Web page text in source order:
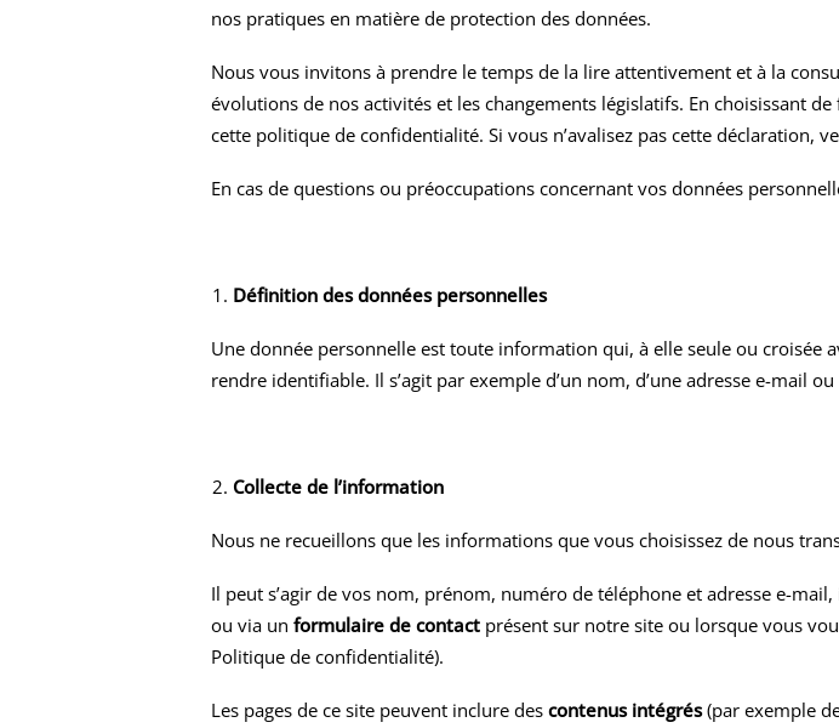
nos pratiques en matière de protection des données.
Nous vous invitons à prendre le temps de la lire attentivement et à la
évolutions de nos activités et les changements législatifs. En choisissant
cette politique de confidentialité. Si vous n’avalisez pas cette déclaration,
En cas de questions ou préoccupations concernant vos données
Définition des données personnelles
Une donnée personnelle est toute information qui, à elle seule ou croisée
rendre identifiable. Il s’agit par exemple d’un nom, d’une adresse e-mail ou
Collecte de l’information
Nous ne recueillons que les informations que vous choisissez de nous
Il peut s’agir de vos nom, prénom, numéro de téléphone et adresse e-
ou via un formulaire de contact présent sur notre site ou lorsque vous
Politique de confidentialité).
Les pages de ce site peuvent inclure des contenus intégrés(par exemple